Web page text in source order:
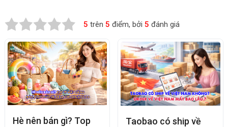
5 trên 5 điểm, bởi 5 đánh giá
Hè nên bán gì? Top
Taobao có ship về